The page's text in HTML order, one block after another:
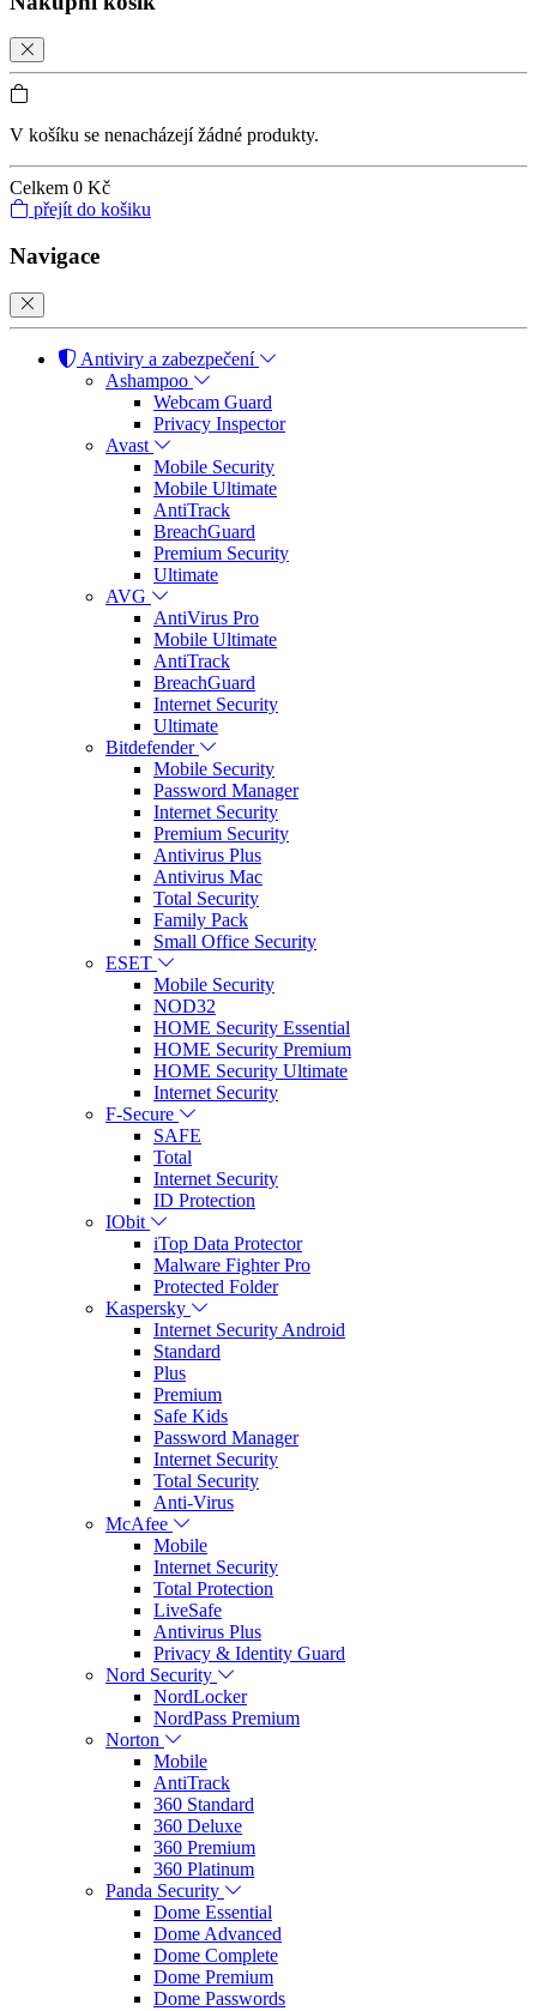
V košíku se nenacházejí žádné produkty.
Celkem 0 Kč
přejít do košiku
Navigace
Antiviry a zabezpečení
Ashampoo
Webcam Guard
Privacy Inspector
Avast
Mobile Security
Mobile Ultimate
AntiTrack
BreachGuard
Premium Security
Ultimate
AVG
AntiVirus Pro
Mobile Ultimate
AntiTrack
BreachGuard
Internet Security
Ultimate
Bitdefender
Mobile Security
Password Manager
Internet Security
Premium Security
Antivirus Plus
Antivirus Mac
Total Security
Family Pack
Small Office Security
ESET
Mobile Security
NOD32
HOME Security Essential
HOME Security Premium
HOME Security Ultimate
Internet Security
F-Secure
SAFE
Total
Internet Security
ID Protection
IObit
iTop Data Protector
Malware Fighter Pro
Protected Folder
Kaspersky
Internet Security Android
Standard
Plus
Premium
Safe Kids
Password Manager
Internet Security
Total Security
Anti-Virus
McAfee
Mobile
Internet Security
Total Protection
LiveSafe
Antivirus Plus
Privacy & Identity Guard
Nord Security
NordLocker
NordPass Premium
Norton
Mobile
AntiTrack
360 Standard
360 Deluxe
360 Premium
360 Platinum
Panda Security
Dome Essential
Dome Advanced
Dome Complete
Dome Premium
Dome Passwords